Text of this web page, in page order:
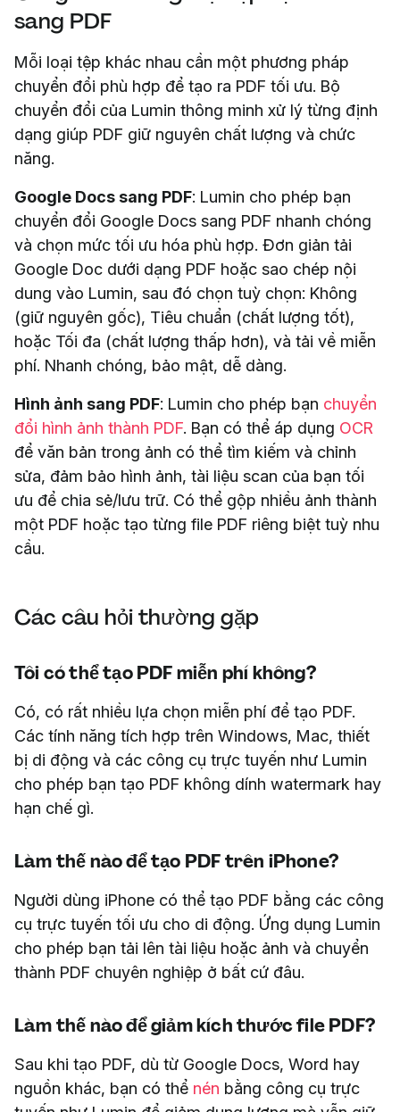
sang PDF
Mỗi loại tệp khác nhau cần một phương pháp
chuyển đổi phù hợp để tạo ra PDF tối ưu. Bộ
chuyển đổi của Lumin thông minh xử lý từng định
dạng giúp PDF giữ nguyên chất lượng và chức
năng.
Google Docs sang PDF: Lumin cho phép bạn
chuyển đổi Google Docs sang PDF nhanh chóng
và chọn mức tối ưu hóa phù hợp. Đơn giản tải
Google Doc dưới dạng PDF hoặc sao chép nội
dung vào Lumin, sau đó chọn tuỳ chọn: Không
(giữ nguyên gốc), Tiêu chuẩn (chất lượng tốt),
hoặc Tối đa (chất lượng thấp hơn), và tải về miễn
phí. Nhanh chóng, bảo mật, dễ dàng.
Hình ảnh sang PDF: Lumin cho phép bạn chuyển
đổi hình ảnh thành PDF. Bạn có thể áp dụng OCR
để văn bản trong ảnh có thể tìm kiếm và chỉnh
sửa, đảm bảo hình ảnh, tài liệu scan của bạn tối
ưu để chia sẻ/lưu trữ. Có thể gộp nhiều ảnh thành
một PDF hoặc tạo từng file PDF riêng biệt tuỳ nhu
cầu.
Các câu hỏi thường gặp
Tôi có thể tạo PDF miễn phí không?
Có, có rất nhiều lựa chọn miễn phí để tạo PDF.
Các tính năng tích hợp trên Windows, Mac, thiết
bị di động và các công cụ trực tuyến như Lumin
cho phép bạn tạo PDF không dính watermark hay
hạn chế gì.
Làm thế nào để tạo PDF trên iPhone?
Người dùng iPhone có thể tạo PDF bằng các công
cụ trực tuyến tối ưu cho di động. Ứng dụng Lumin
cho phép bạn tải lên tài liệu hoặc ảnh và chuyển
thành PDF chuyên nghiệp ở bất cứ đâu.
Làm thế nào để giảm kích thước file PDF?
Sau khi tạo PDF, dù từ Google Docs, Word hay
nguồn khác, bạn có thể nén bằng công cụ trực